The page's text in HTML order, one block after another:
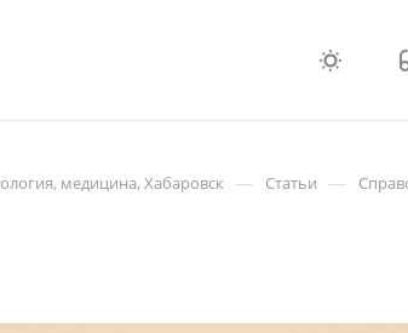
медицина, Хабаровск — Статьи —